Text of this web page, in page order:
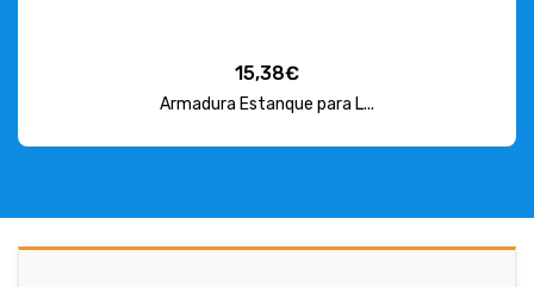
15,38€
Armadura Estanque para L...